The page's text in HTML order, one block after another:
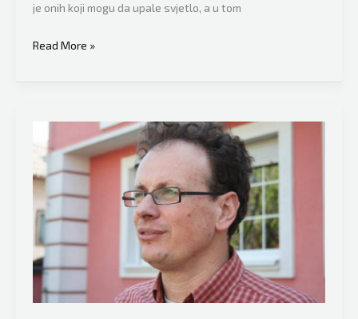
je onih koji mogu da upale svjetlo, a u tom
Psiholog
novinar
izrekao
bolnu
istinu
građana
državi:
“Bromazepam
Read More »